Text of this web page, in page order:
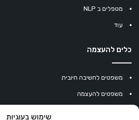
שימוש בעוגיות
מטפלים ב NLP
עוד
כלים להעצמה
משפטים לחשיבה חיובית
משפטים להעצמה